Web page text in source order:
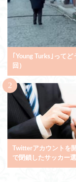
｢Young Turks｣って
回）
Twitterアカウントを
で閉鎖したサッカー選